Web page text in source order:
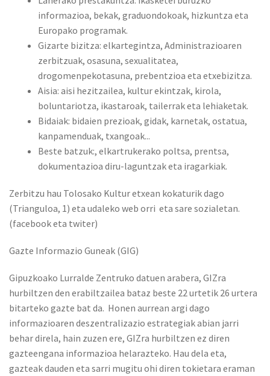
informazioa, bekak, graduondokoak, hizkuntza eta
Europako programak.
Gizarte bizitza: elkartegintza, Administrazioaren
zerbitzuak, osasuna, sexualitatea,
drogomenpekotasuna, prebentzioa eta etxebizitza.
Aisia: aisi hezitzailea, kultur ekintzak, kirola,
boluntariotza, ikastaroak, tailerrak eta lehiaketak.
Bidaiak: bidaien prezioak, gidak, karnetak, ostatua,
kanpamenduak, txangoak...
Beste batzuk:, elkartrukerako poltsa, prentsa,
dokumentazioa diru-laguntzak eta iragarkiak.
Zerbitzu hau Tolosako Kultur etxean kokaturik dago
(Trianguloa, 1) eta udaleko web orri eta sare sozialetan.
(facebook eta twiter)
Gazte Informazio Guneak (GIG)
Gipuzkoako Lurralde Zentruko datuen arabera, GIZra
hurbiltzen den erabiltzailea bataz beste 22 urtetik 26 urtera
bitarteko gazte bat da. Honen aurrean argi dago
informazioaren deszentralizazio estrategiak abian jarri
behar direla, hain zuzen ere, GIZra hurbiltzen ez diren
gazteengana informazioa helarazteko. Hau dela eta,
gazteak dauden eta sarri mugitu ohi diren tokietara eraman